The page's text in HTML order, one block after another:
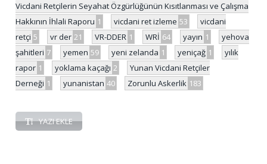
Vicdani Retçilerin Seyahat Özgürlüğünün Kısıtlanması ve Çalışma
Hakkının İhlali Raporu 1 vicdani ret izleme 53
vicdani
retçi 5 vr der 21 VR-DDER 1 WRİ 64 yayın 1
yehova
şahitleri 7 yemen 59 yeni zelanda 1 yeniçağ 1
yılık
rapor 1 yoklama kaçağı 2
Yunan Vicdani Retçiler
Derneği 1 yunanistan 40 Zorunlu Askerlik 183
YAZI EKLE